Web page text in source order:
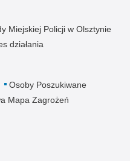
Miejskiej Policji w Olsztynie
działania
Osoby Poszukiwane
Mapa Zagrożeń